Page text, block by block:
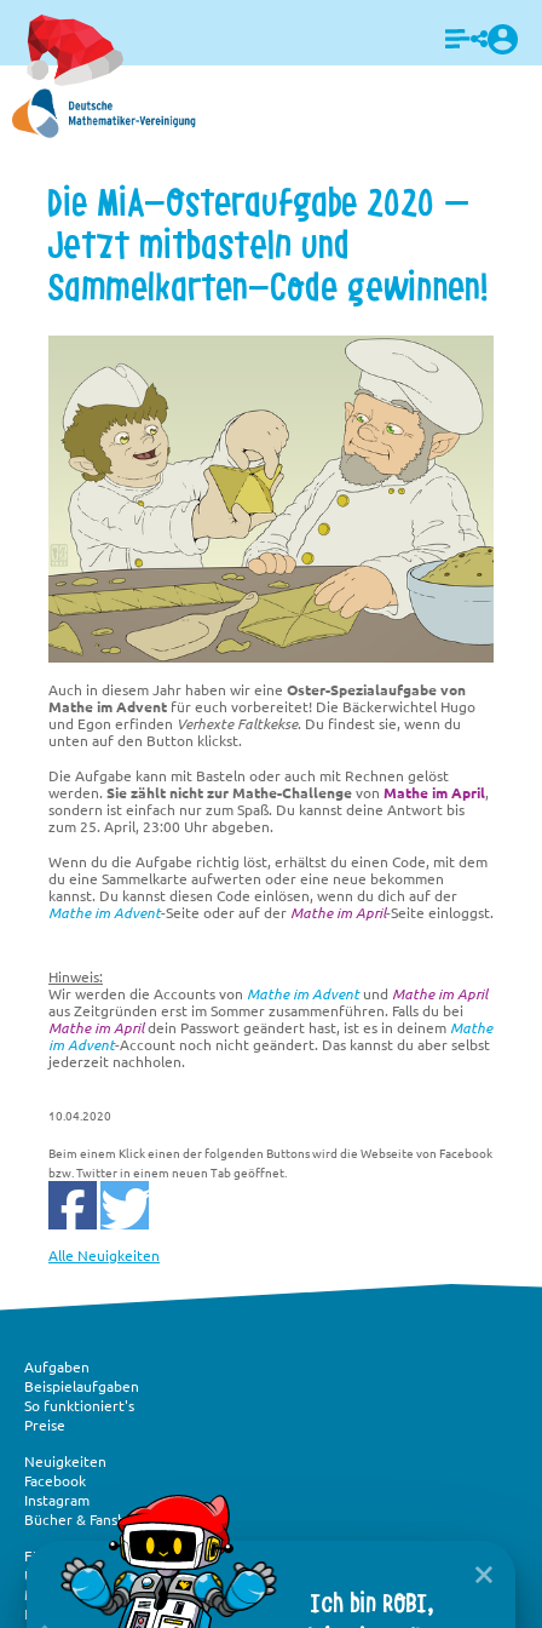
Login
Ich bin ROBI,
Die MiA-Osteraufgabe 2020 –
Jetzt mitbasteln und
Sammelkarten-Code gewinnen!
Auch in diesem Jahr haben wir eine Oster-Spezialaufgabe von
Mathe im Advent für euch vorbereitet! Die Bäckerwichtel Hugo
und Egon erfinden Verhexte Faltkekse. Du findest sie, wenn du
unten auf den Button klickst.
Die Aufgabe kann mit Basteln oder auch mit Rechnen gelöst
werden. Sie zählt nicht zur Mathe-Challengevon Mathe im April,
sondern ist einfach nur zum Spaß. Du kannst deine Antwort bis
zum 25. April, 23:00 Uhr abgeben.
Wenn du die Aufgabe richtig löst, erhältst du einen Code, mit dem
du eine Sammelkarte aufwerten oder eine neue bekommen
kannst. Du kannst diesen Code einlösen, wenn du dich auf der
Mathe im Advent-Seite oder auf der Mathe im April-Seite einloggst.
Hinweis:
Wir werden die Accounts von Mathe im Adventund Mathe im April
aus Zeitgründen erst im Sommer zusammenführen. Falls du bei
Mathe im Aprildein Passwort geändert hast, ist es in deinem Mathe
im Advent-Account noch nicht geändert. Das kannst du aber selbst
jederzeit nachholen.
10.04.2020
Beim einem Klick einen der folgenden Buttons wird die Webseite von Facebook
bzw. Twitter in einem neuen Tab geöffnet.
Alle Neuigkeiten
Aufgaben
Beispielaufgaben
So funktioniert's
Preise
Neuigkeiten
Facebook
Instagram
Bücher & Fanshop
Förderung und Spenden
Über „Mathe im Advent“
Medien und Presse
Flyer & Logos